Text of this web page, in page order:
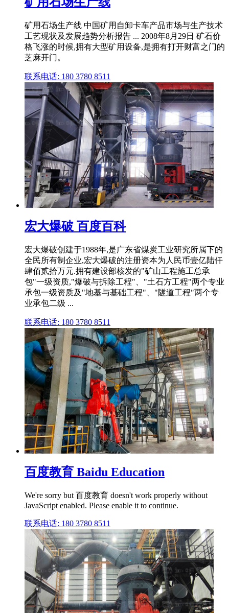
矿用石场生产线 中国矿用自卸卡车产品市场与生产技术
工艺现状及发展趋势分析报告 ... 2008年8月29日 矿石价
格飞涨的时候,拥有大型矿用设备,是拥有打开财富之门的
芝麻开门。
联系电话: 180 3780 8511
宏大爆破 百度百科
宏大爆破创建于1988年,是广东省煤炭工业研究所属下的
全民所有制企业,宏大爆破的注册资本为人民币壹亿陆仟
肆佰贰拾万元.拥有建设部核发的"矿山工程施工总承
包"一级资质,"爆破与拆除工程"、"土石方工程"两个专业
承包一级资质及"地基与基础工程"、"隧道工程"两个专
业承包二级 ...
联系电话: 180 3780 8511
百度教育 Baidu Education
We're sorry but 百度教育 doesn't work properly without
JavaScript enabled. Please enable it to continue.
联系电话: 180 3780 8511